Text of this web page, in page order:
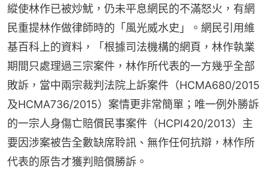
縱使林作已被炒魷，仍未平息網民的不滿怒火，有網
民重提林作做律師時的「風光威水史」。網民引用維
基百科上的資料，「根據司法機構的網頁，林作執業
期間只處理過三宗案件，林作所代表的一方幾乎全部
敗訴，當中兩宗裁判法院上訴案件（HCMA680/2015
及HCMA736/2015）案情更非常簡單；唯一例外勝訴
的一宗人身傷亡賠償民事案件（HCPI420/2013）主
要因涉案被告全數缺席聆訊、無作任何抗辯，林作所
代表的原告才獲判賠償勝訴。